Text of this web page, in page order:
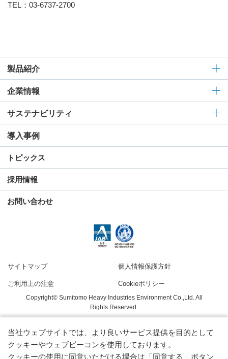
TEL：03-6737-2700
製品紹介
企業情報
サステナビリティ
導入事例
トピックス
採用情報
お問い合わせ
サイトマップ 個人情報保護方針
ご利用上の注意 Cookieポリシー
Copyright© Sumitomo Heavy Industries Environment Co.,Ltd. All
Rights Reserved.
当社ウェブサイトでは、より良いサービス提供を目的として
クッキーやウェブビーコンを使用しております。
クッキーの使用に同意いただける場合は「同意する」ボタン